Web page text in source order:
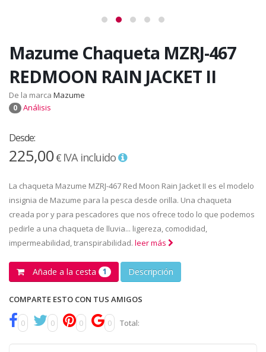
Mazume Chaqueta MZRJ-467
REDMOON RAIN JACKET II
De la marca Mazume
0 Análisis
Desde:
225,00€ IVA incluido
La chaqueta Mazume MZRJ-467 Red Moon Rain Jacket II es el modelo
insignia de Mazume para la pesca desde orilla. Una chaqueta
creada por y para pescadores que nos ofrece todo lo que podemos
pedirle a una chaqueta de lluvia... ligereza, comodidad,
impermeabilidad, transpirabilidad. leer más
Añade a la cesta 1 Descripción
COMPARTE ESTO CON TUS AMIGOS
0 0 0 0 Total: